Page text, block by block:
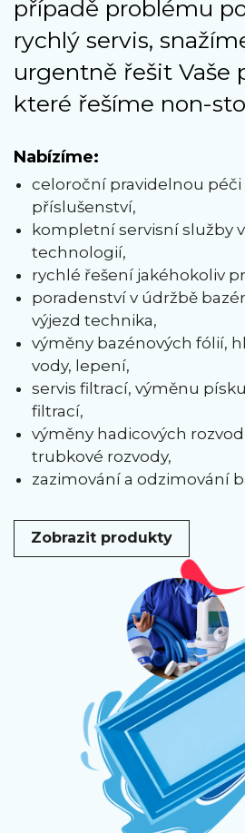
případě problému
rychlý servis,
urgentně řešit Vaše
které řešíme non-
Nabízíme:
celoroční pravidelnou péči
příslušenství,
kompletní servisní služby
technologií,
rychlé řešení jakéhokoliv
poradenství v údržbě
výjezd technika,
výměny bazénových fólií,
vody, lepení,
servis filtrací, výměnu
filtrací,
výměny hadicových
trubkové rozvody,
zazimování a odzimování
Zobrazit produkty